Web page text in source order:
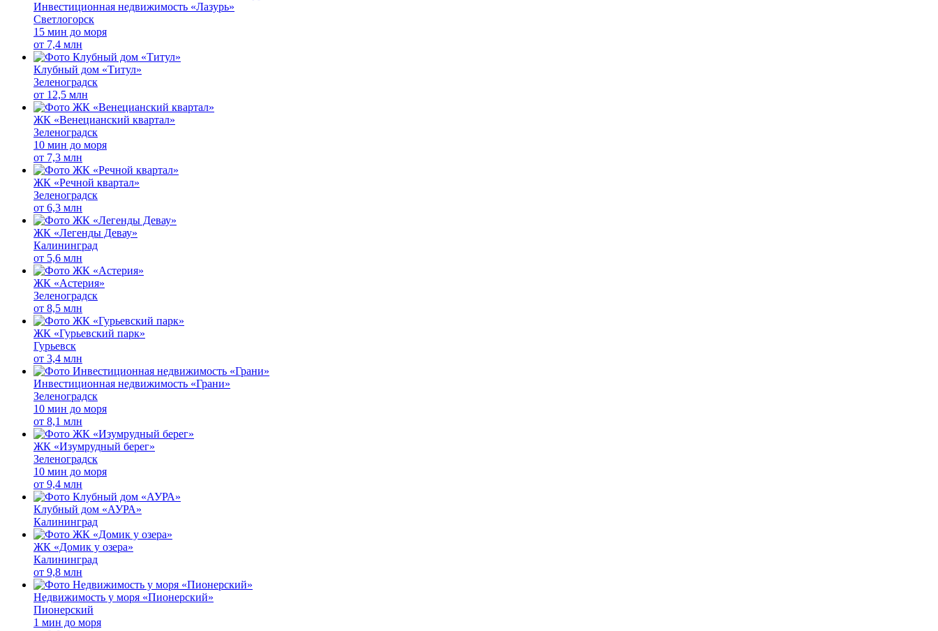
Инвестиционная недвижимость «Лазурь»
Светлогорск
15 мин до моря
от 7,4 млн
Клубный дом «Титул»
Зеленоградск
от 12,5 млн
ЖК «Венецианский квартал»
Зеленоградск
10 мин до моря
от 7,3 млн
ЖК «Речной квартал»
Зеленоградск
от 6,3 млн
ЖК «Легенды Девау»
Калининград
от 5,6 млн
ЖК «Астерия»
Зеленоградск
от 8,5 млн
ЖК «Гурьевский парк»
Гурьевск
от 3,4 млн
Инвестиционная недвижимость «Грани»
Зеленоградск
10 мин до моря
от 8,1 млн
ЖК «Изумрудный берег»
Зеленоградск
10 мин до моря
от 9,4 млн
Клубный дом «АУРА»
Калининград
ЖК «Домик у озера»
Калининград
от 9,8 млн
Недвижимость у моря «Пионерский»
Пионерский
1 мин до моря